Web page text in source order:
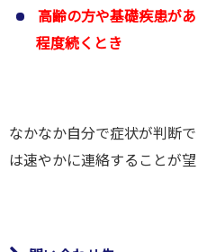
高齢の方や基礎疾患が
程度続くとき
なかなか自分で症状が判断
は速やかに連絡することが望